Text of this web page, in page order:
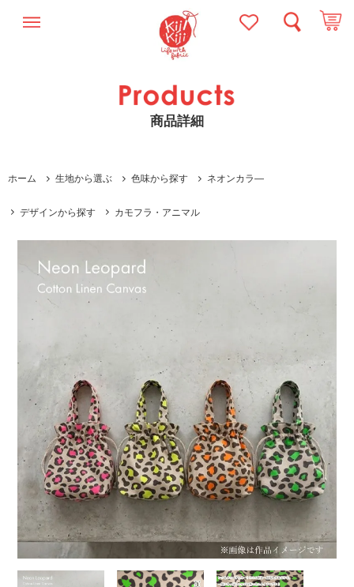
商品詳細
ホーム 生地から選ぶ 色味から探す ネオンカラ―
デザインから探す カモフラ・アニマル